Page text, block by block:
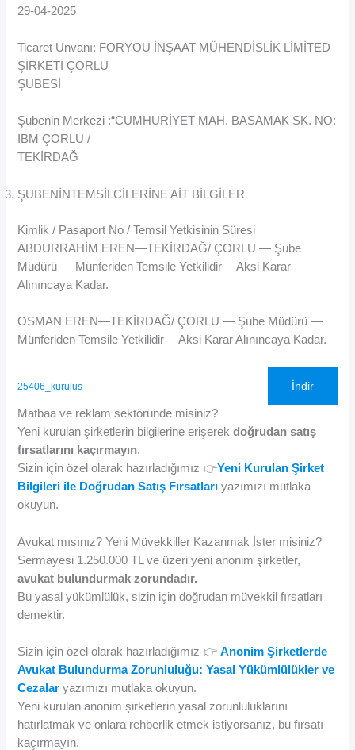
29-04-2025
Ticaret Unvanı: FORYOU İNŞAAT MÜHENDİSLİK LİMİTED
ŞİRKETİ ÇORLU
ŞUBESİ
Şubenin Merkezi :“CUMHURİYET MAH. BASAMAK SK. NO:
IBM ÇORLU /
TEKİRDAĞ
ŞUBENİNTEMSİLCİLERİNE AİT BİLGİLER
Kimlik / Pasaport No / Temsil Yetkisinin Süresi
ABDURRAHİM EREN—TEKİRDAĞ/ ÇORLU — Şube
Müdürü — Münferiden Temsile Yetkilidir— Aksi Karar
Alınıncaya Kadar.
OSMAN EREN—TEKİRDAĞ/ ÇORLU — Şube Müdürü —
Münferiden Temsile Yetkilidir— Aksi Karar Alınıncaya Kadar.
25406_kurulus İndir
Matbaa ve reklam sektöründe misiniz?
Yeni kurulan şirketlerin bilgilerine erişerekdoğrudan satış
fırsatlarını kaçırmayın.
Sizin için özel olarak hazırladığımız 👉Yeni Kurulan Şirket
Bilgileri ile Doğrudan Satış Fırsatları yazımızı mutlaka
okuyun.
Avukat mısınız? Yeni Müvekkiller Kazanmak İster misiniz?
Sermayesi 1.250.000 TL ve üzeri yeni anonim şirketler,
avukat bulundurmak zorundadır.
Bu yasal yükümlülük, sizin için doğrudan müvekkil fırsatları
demektir.
Sizin için özel olarak hazırladığımız 👉Anonim Şirketlerde
Avukat Bulundurma Zorunluluğu: Yasal Yükümlülükler ve
Cezalar yazımızı mutlaka okuyun.
Yeni kurulan anonim şirketlerin yasal zorunluluklarını
hatırlatmak ve onlara rehberlik etmek istiyorsanız, bu fırsatı
kaçırmayın.